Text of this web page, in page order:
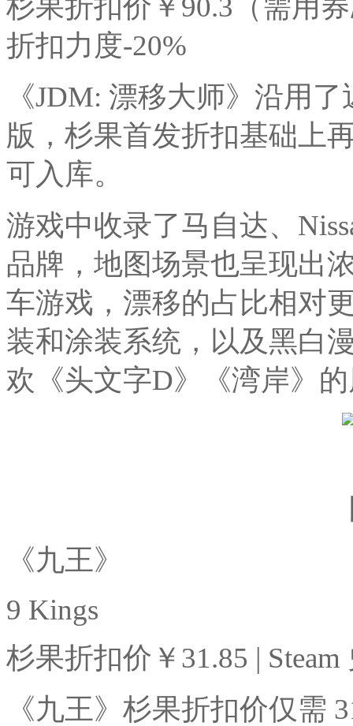
杉果折扣价￥90.3（需用券
折扣力度-20%
《JDM: 漂移大师》沿用
版，杉果首发折扣基础上
可入库。
游戏中收录了马自达、
品牌，地图场景也呈现出
车游戏，漂移的占比相对
装和涂装系统，以及黑白
欢《头文字D》《湾岸》
《九王》
9 Kings
杉果折扣价￥31.85 |
《九王》杉果折扣价仅需